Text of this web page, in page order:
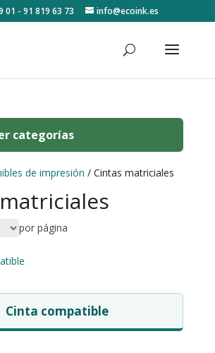
01 - 91 819 63 73 info@ecoink.es
categorías
de impresión / Cintas matriciales
por página
Cinta compatible